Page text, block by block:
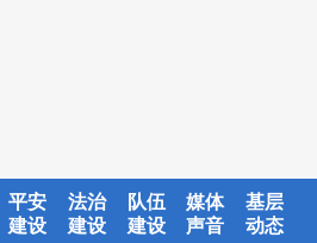
平安
建设
法治
建设
队伍
建设
媒体
声音
基层
动态